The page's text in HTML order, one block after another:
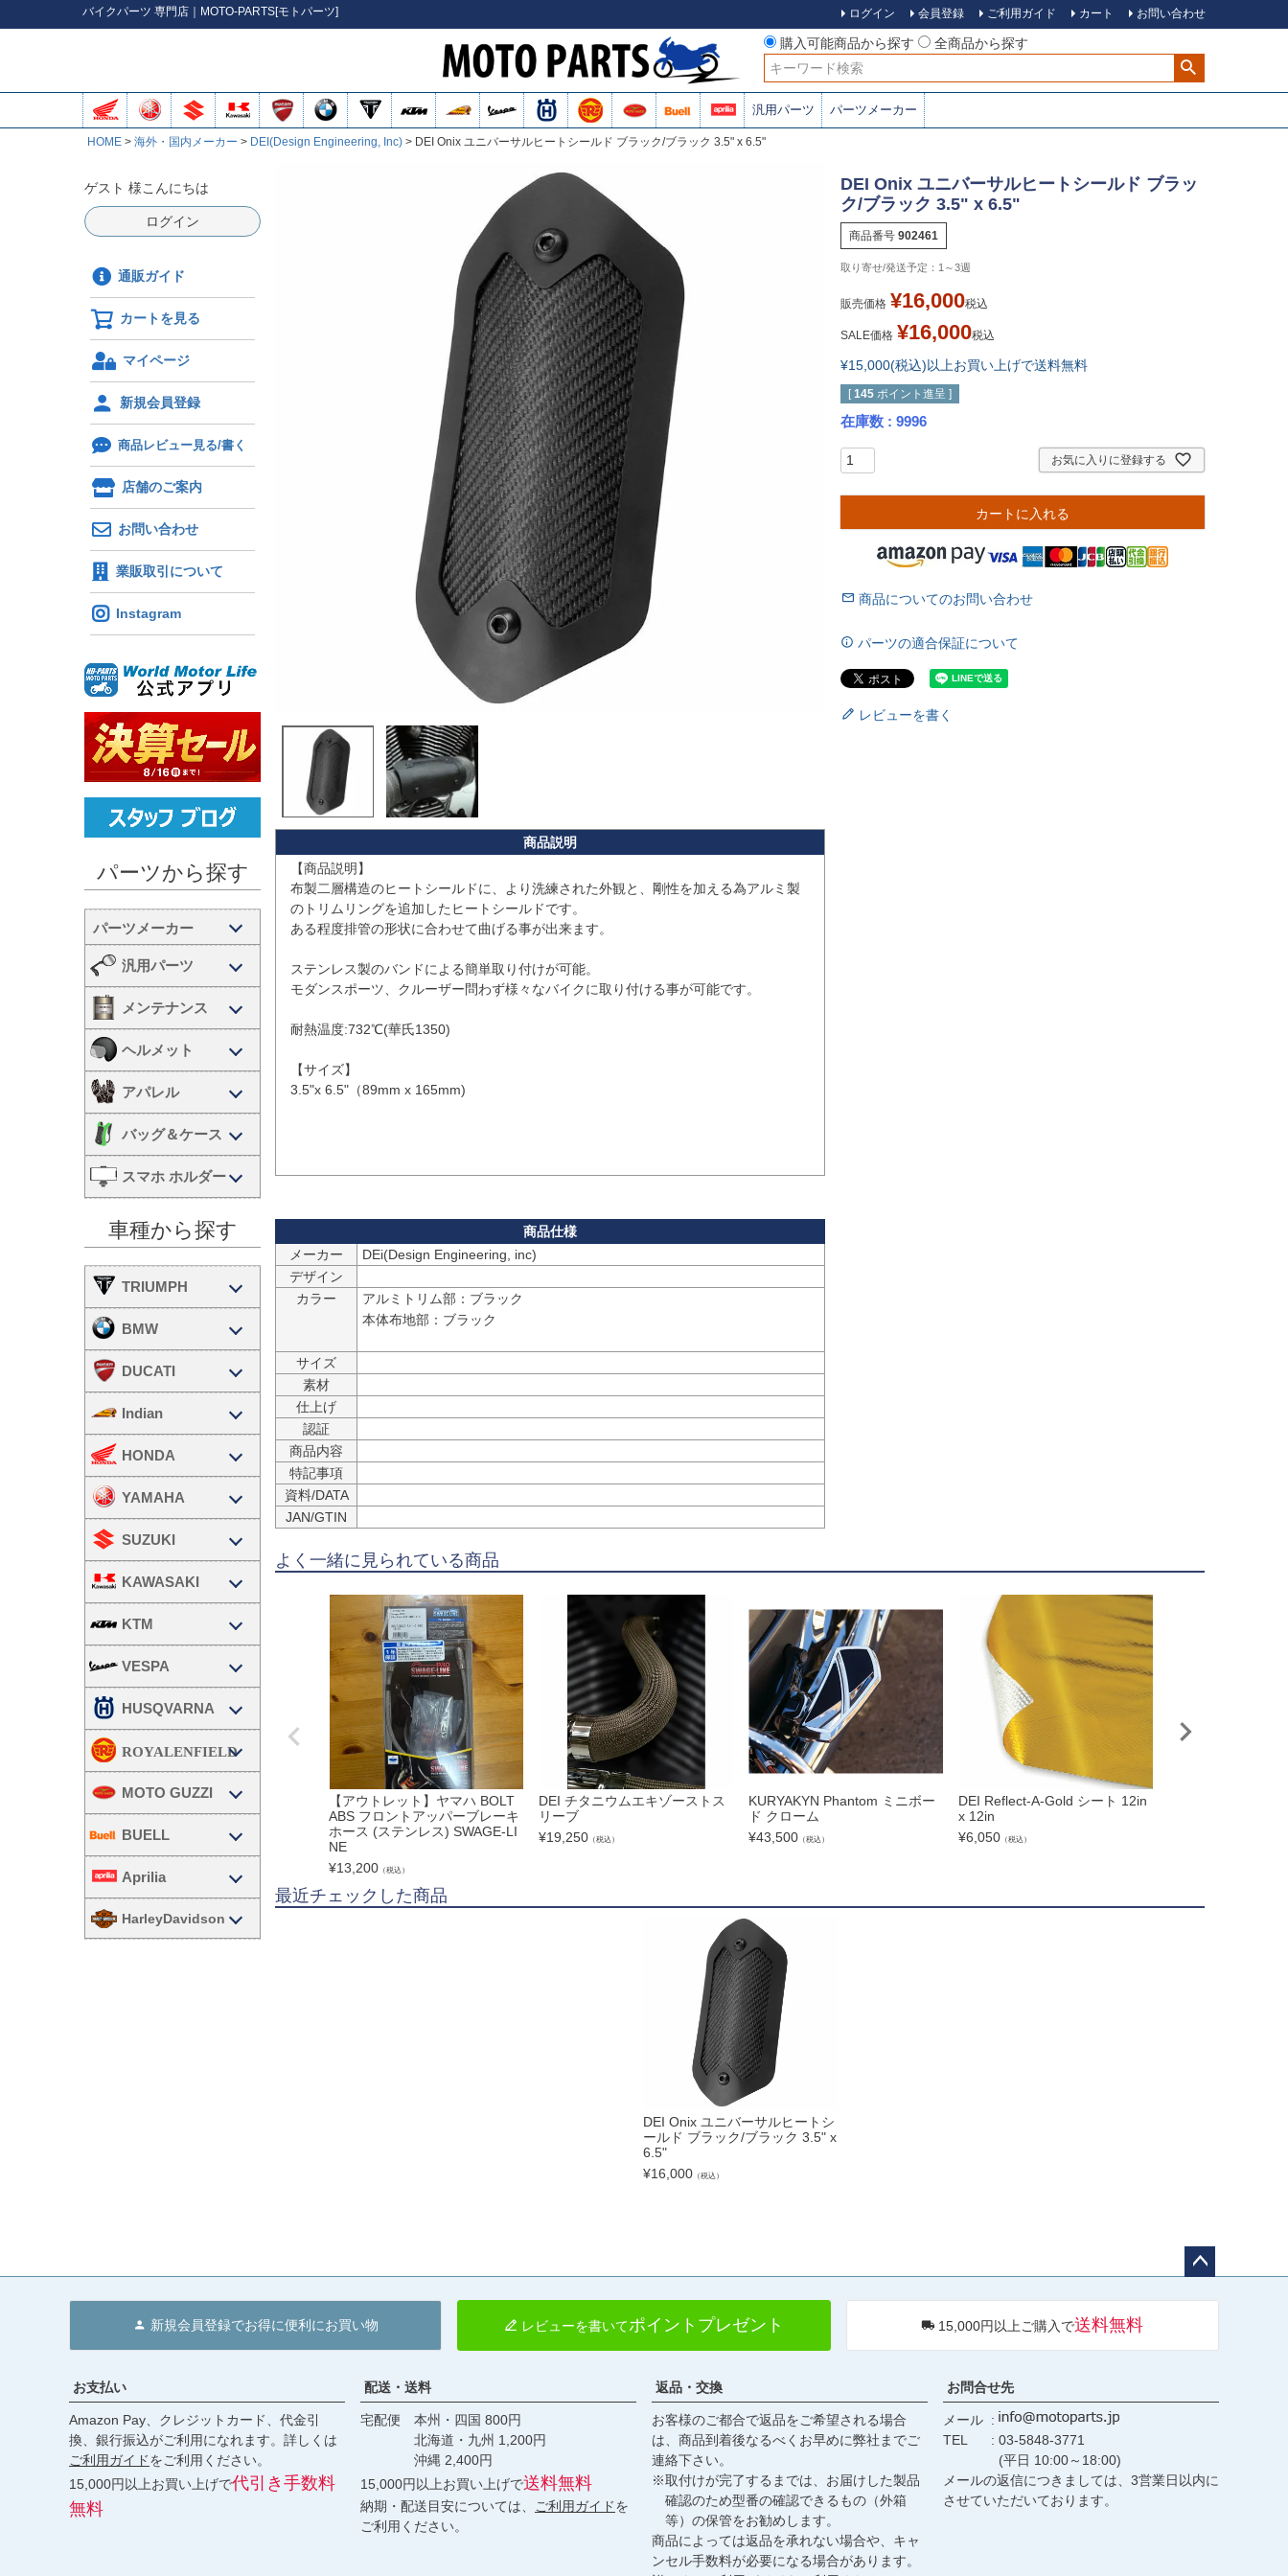
バイクパーツ 専門店｜MOTO-PARTS[モトパーツ] ログイン 会員登録 ご利用ガイド カート お問い合わせ
購入可能商品から探す
全商品から探す
検索
汎用パーツ パーツメーカー
HOME 海外・国内メーカー DEI(Design Engineering, Inc) DEI Onix ユニバーサルヒートシールド ブラック/ブラック 3.5" x 6.5"
ゲスト 様こんにちは
ログイン
通販ガイド
カートを見る
マイページ
新規会員登録
商品レビュー見る/書く
店舗のご案内
お問い合わせ
業販取引について
Instagram
パーツから探す
汎用パーツ
メンテナンス
ヘルメット
アパレル
バッグ＆ケース
スマホ ホルダー
車種から探す
TRIUMPH
BMW
DUCATI
Indian
HONDA
YAMAHA
SUZUKI
KAWASAKI
KTM
VESPA
HUSQVARNA
MOTO GUZZI
BUELL
Aprilia
HarleyDavidson
【商品説明】
布製二層構造のヒートシールドに、より洗練された外観と、剛性を加える為アルミ製
のトリムリングを追加したヒートシールドです。
ある程度排管の形状に合わせて曲げる事が出来ます。
ステンレス製のバンドによる簡単取り付けが可能。
モダンスポーツ、クルーザー問わず様々なバイクに取り付ける事が可能です。
耐熱温度:732℃(華氏1350)
【サイズ】
3.5"x 6.5"（89mm x 165mm)
メーカー
デザイン
カラー
アルミトリム部：ブラック
本体布地部：ブラック
サイズ
素材
仕上げ
認証
商品内容
特記事項
資料/DATA
JAN/GTIN
DEI Onix ユニバーサルヒートシールド ブラッ
ク/ブラック 3.5" x 6.5"
商品番号 902461
1～3週
販売価格 ¥16,000税込
SALE価格 ¥16,000税込
¥15,000(税込)以上お買い上げで送料無料
[ 145 ポイント進呈 ]
在庫数 9996
お気に入りに登録する
カートに入れる
商品についてのお問い合わせ
パーツの適合保証について
レビューを書く
よく一緒に見られている商品
【アウトレット】ヤマハ BOLT
ABS フロントアッパーブレーキ
ホース (ステンレス) SWAGE-LI
NE
¥13,200 （税込）
DEI チタニウムエキゾーストス
リーブ
¥19,250 （税込）
KURYAKYN Phantom ミニボー
ド クローム
¥43,500 （税込）
DEI Reflect-A-Gold シート 12in
x 12in
¥6,050 （税込）
最近チェックした商品
DEI Onix ユニバーサルヒートシ
ールド ブラック/ブラック 3.5" x
6.5"
¥16,000（税込）
へ
新規会員登録でお得に便利にお買い物 レビューを書いてポイントプレゼント 15,000円以上ご購入で送料無料
お支払い
Amazon Pay、クレジットカード、代金引
換、銀行振込がご利用になれます。詳しくは
ご利用ガイドをご利用ください。
15,000円以上お買い上げで代引き手数料
無料
配送・送料
宅配便 本州・四国 800円
北海道・九州 1,200円
沖縄 2,400円
15,000円以上お買い上げで送料無料
納期・配送目安については、 ご利用ガイドを
ご利用ください。
返品・交換
お客様のご都合で返品をご希望される場合
は、商品到着後なるべくお早めに弊社までご
連絡下さい。
※取付けが完了するまでは、お届けした製品
確認のため型番の確認できるもの（外箱
等）の保管をお勧めします。
商品によっては返品を承れない場合や、キャ
ンセル手数料が必要になる場合があります。
お問合せ先
メール
TEL
03-5848-3771
(平日 10:00～18:00)
メールの返信につきましては、3営業日以内に
させていただいております。